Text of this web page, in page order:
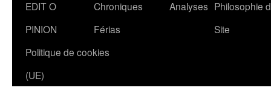
Aller
contenu
EDIT O
PINION
Chroniques
Férias
Analyses Philosophie
Site
Politique de cookies
(UE)